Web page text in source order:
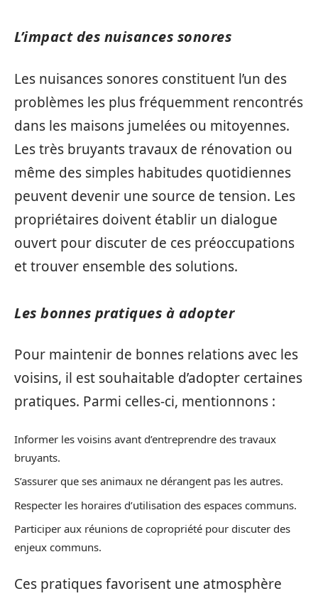
L’impact des nuisances sonores
Les nuisances sonores constituent l’un des
problèmes les plus fréquemment rencontrés
dans les maisons jumelées ou mitoyennes.
Les très bruyants travaux de rénovation ou
même des simples habitudes quotidiennes
peuvent devenir une source de tension. Les
propriétaires doivent établir un dialogue
ouvert pour discuter de ces préoccupations
et trouver ensemble des solutions.
Les bonnes pratiques à adopter
Pour maintenir de bonnes relations avec les
voisins, il est souhaitable d’adopter certaines
pratiques. Parmi celles-ci, mentionnons :
Informer les voisins avant d’entreprendre des travaux
bruyants.
S’assurer que ses animaux ne dérangent pas les autres.
Respecter les horaires d’utilisation des espaces communs.
Participer aux réunions de copropriété pour discuter des
enjeux communs.
Ces pratiques favorisent une atmosphère